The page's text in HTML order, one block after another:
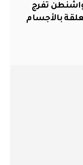
تفرج
بالأجسام